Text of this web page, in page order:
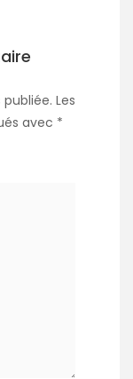
Les
avec *